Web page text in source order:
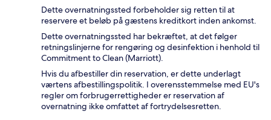
Dette overnatningssted forbeholder sig retten til at
reservere et beløb på gæstens kreditkort inden ankomst.
Dette overnatningssted har bekræftet, at det følger
retningslinjerne for rengøring og desinfektion i henhold til
Commitment to Clean (Marriott).
Hvis du afbestiller din reservation, er dette underlagt
værtens afbestillingspolitik. I overensstemmelse med EU's
regler om forbrugerrettigheder er reservation af
overnatning ikke omfattet af fortrydelsesretten.